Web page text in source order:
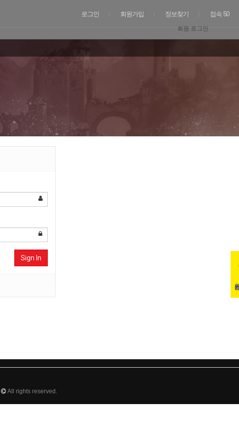
로그인 회원가입 정보찾기 접속 50
회원 로그인
Sign In
All rights reserved.